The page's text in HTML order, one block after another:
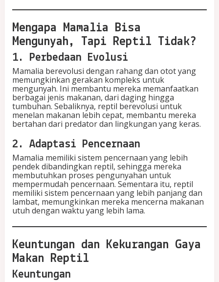
Mengapa Mamalia Bisa
Mengunyah, Tapi Reptil Tidak?
1. Perbedaan Evolusi
Mamalia berevolusi dengan rahang dan otot yang
memungkinkan gerakan kompleks untuk
mengunyah. Ini membantu mereka memanfaatkan
berbagai jenis makanan, dari daging hingga
tumbuhan. Sebaliknya, reptil berevolusi untuk
menelan makanan lebih cepat, membantu mereka
bertahan dari predator dan lingkungan yang keras.
2. Adaptasi Pencernaan
Mamalia memiliki sistem pencernaan yang lebih
pendek dibandingkan reptil, sehingga mereka
membutuhkan proses pengunyahan untuk
mempermudah pencernaan. Sementara itu, reptil
memiliki sistem pencernaan yang lebih panjang dan
lambat, memungkinkan mereka mencerna makanan
utuh dengan waktu yang lebih lama.
Keuntungan dan Kekurangan Gaya
Makan Reptil
Keuntungan